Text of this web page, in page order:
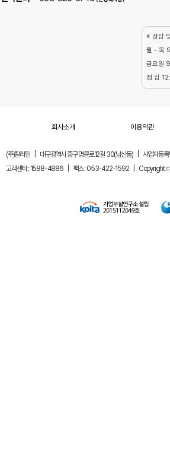
※ 상담
월 - 목
금요일
점 심
회사소개 이용약관
(주)칼라원| 대구광역시 중구 명륜로12길 30(남산동)| 사업자등
고객센터 : 1588-4886| 팩스 : 053-422-1592| Copyrightⓒ